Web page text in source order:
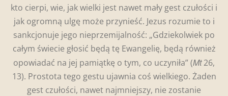
kto cierpi, wie, jak wielki jest nawet mały gest czułości i
jak ogromną ulgę może przynieść. Jezus rozumie to i
sankcjonuje jego nieprzemijalność: „Gdziekolwiek po
całym świecie głosić będą tę Ewangelię, będą również
opowiadać na jej pamiątkę o tym, co uczyniła” (Mt26,
13). Prostota tego gestu ujawnia coś wielkiego. Żaden
gest czułości, nawet najmniejszy, nie zostanie